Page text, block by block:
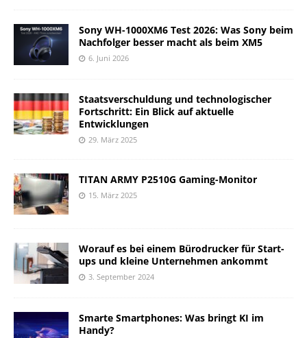
Sony WH-1000XM6 Test 2026: Was Sony beim
Nachfolger besser macht als beim XM5
6. Juni 2026
Staatsverschuldung und technologischer
Fortschritt: Ein Blick auf aktuelle
Entwicklungen
29. März 2025
TITAN ARMY P2510G Gaming-Monitor
15. März 2025
Worauf es bei einem Bürodrucker für Start-
ups und kleine Unternehmen ankommt
3. September 2024
Smarte Smartphones: Was bringt KI im
Handy?